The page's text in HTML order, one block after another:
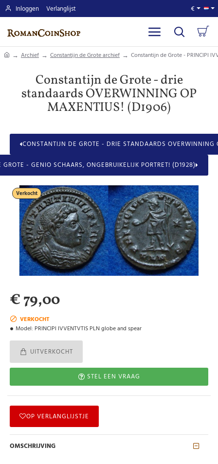
Inloggen Verlanglijst €
homeArchief Constantijn de Grote archief Constantijn de Grote - PRINCIPI
Constantijn de Grote - drie
standaards OVERWINNING OP
MAXENTIUS! (D1906)
CONSTANTIJN DE GROTE - DRIE STANDAARDS
- GENIO SCHAARS, ONGEBRUIKELIJK PORTRET! (D1928)
Verkocht
VERKOCHT
Model: PRINCIPI IVVENTVTIS PLN globe and spear
€ 79,00
UITVERKOCHT
STEL EEN VRAAG
OP VERLANGLIJSTJE
OMSCHRIJVING